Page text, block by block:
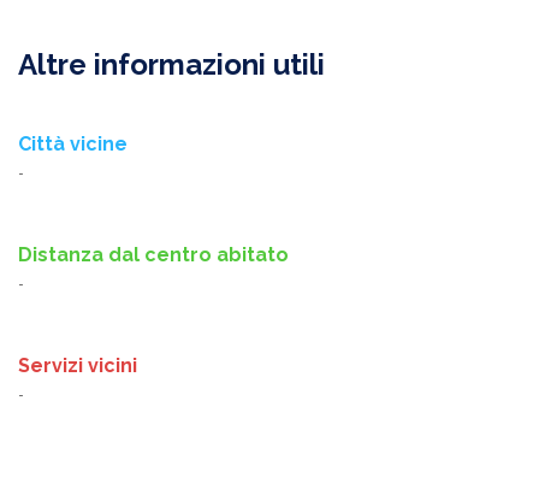
Altre informazioni utili
Città vicine
-
Distanza dal centro abitato
-
Servizi vicini
-